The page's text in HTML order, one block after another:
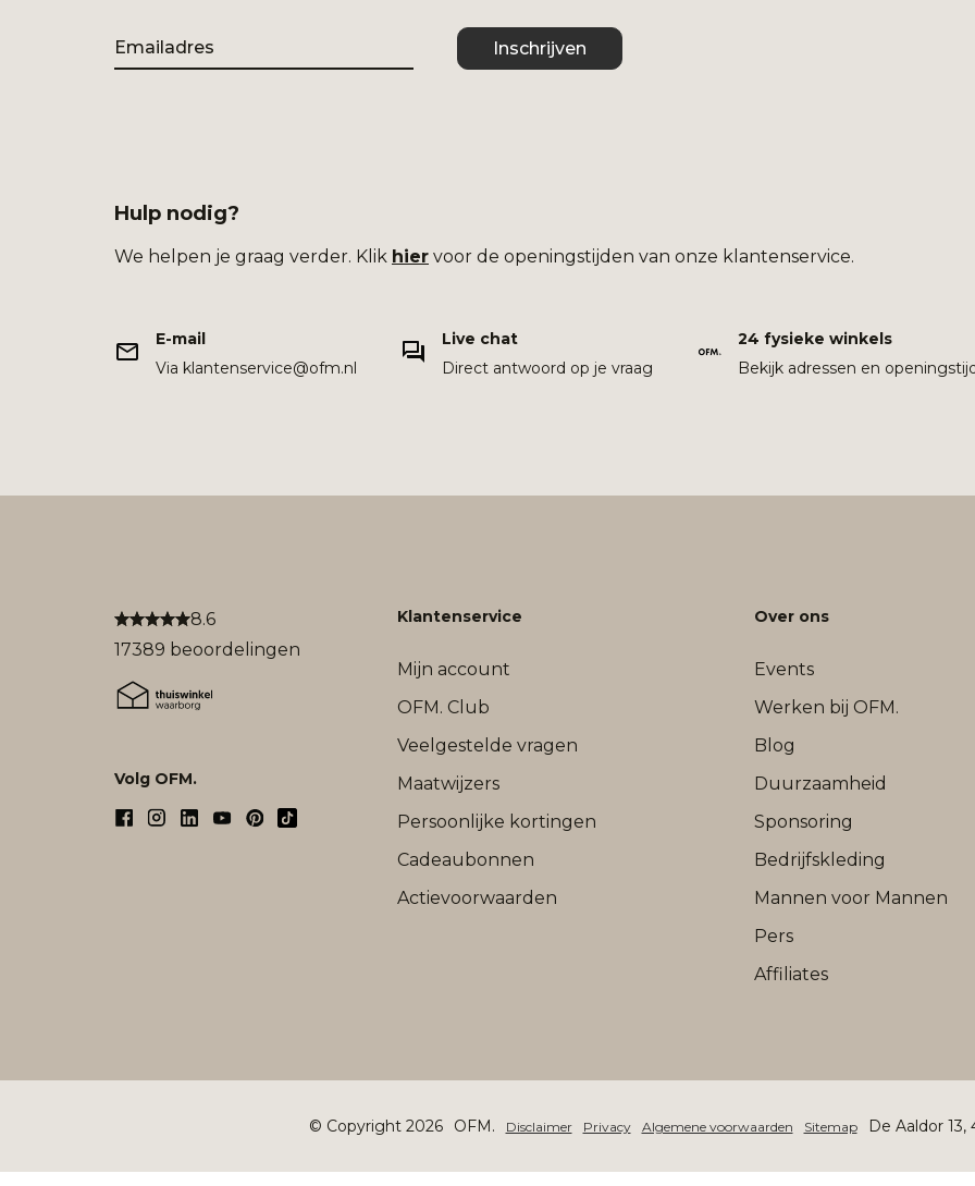
Email
Inschrijven
Hulp nodig?
We helpen je graag verder. Klik hier voor de openingstijden van onze klantenservice.
E-mail
Via klantenservice@ofm.nl
Live chat
Direct antwoord op je vraag
24 fysieke winkels
Bekijk adressen en
8.6
17389 beoordelingen
Volg OFM.
Klantenservice
Mijn account
OFM. Club
Veelgestelde vragen
Maatwijzers
Persoonlijke kortingen
Cadeaubonnen
Actievoorwaarden
Over ons
Events
Werken bij OFM.
Blog
Duurzaamheid
Sponsoring
Bedrijfskleding
Mannen voor Mannen
Pers
Affiliates
© Copyright 2026 OFM. Disclaimer Privacy Algemene voorwaarden Sitemap De Aaldor 13,